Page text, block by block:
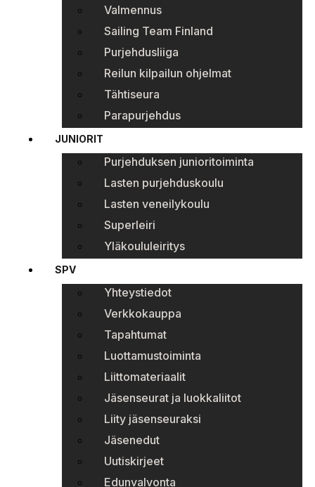
Valmennus
Sailing Team Finland
Purjehdusliiga
Reilun kilpailun ohjelmat
Tähtiseura
Parapurjehdus
JUNIORIT
Purjehduksen junioritoiminta
Lasten purjehduskoulu
Lasten veneilykoulu
Superleiri
Yläkoululeiritys
SPV
Yhteystiedot
Verkkokauppa
Tapahtumat
Luottamustoiminta
Liittomateriaalit
Jäsenseurat ja luokkaliitot
Liity jäsenseuraksi
Jäsenedut
Uutiskirjeet
Edunvalvonta